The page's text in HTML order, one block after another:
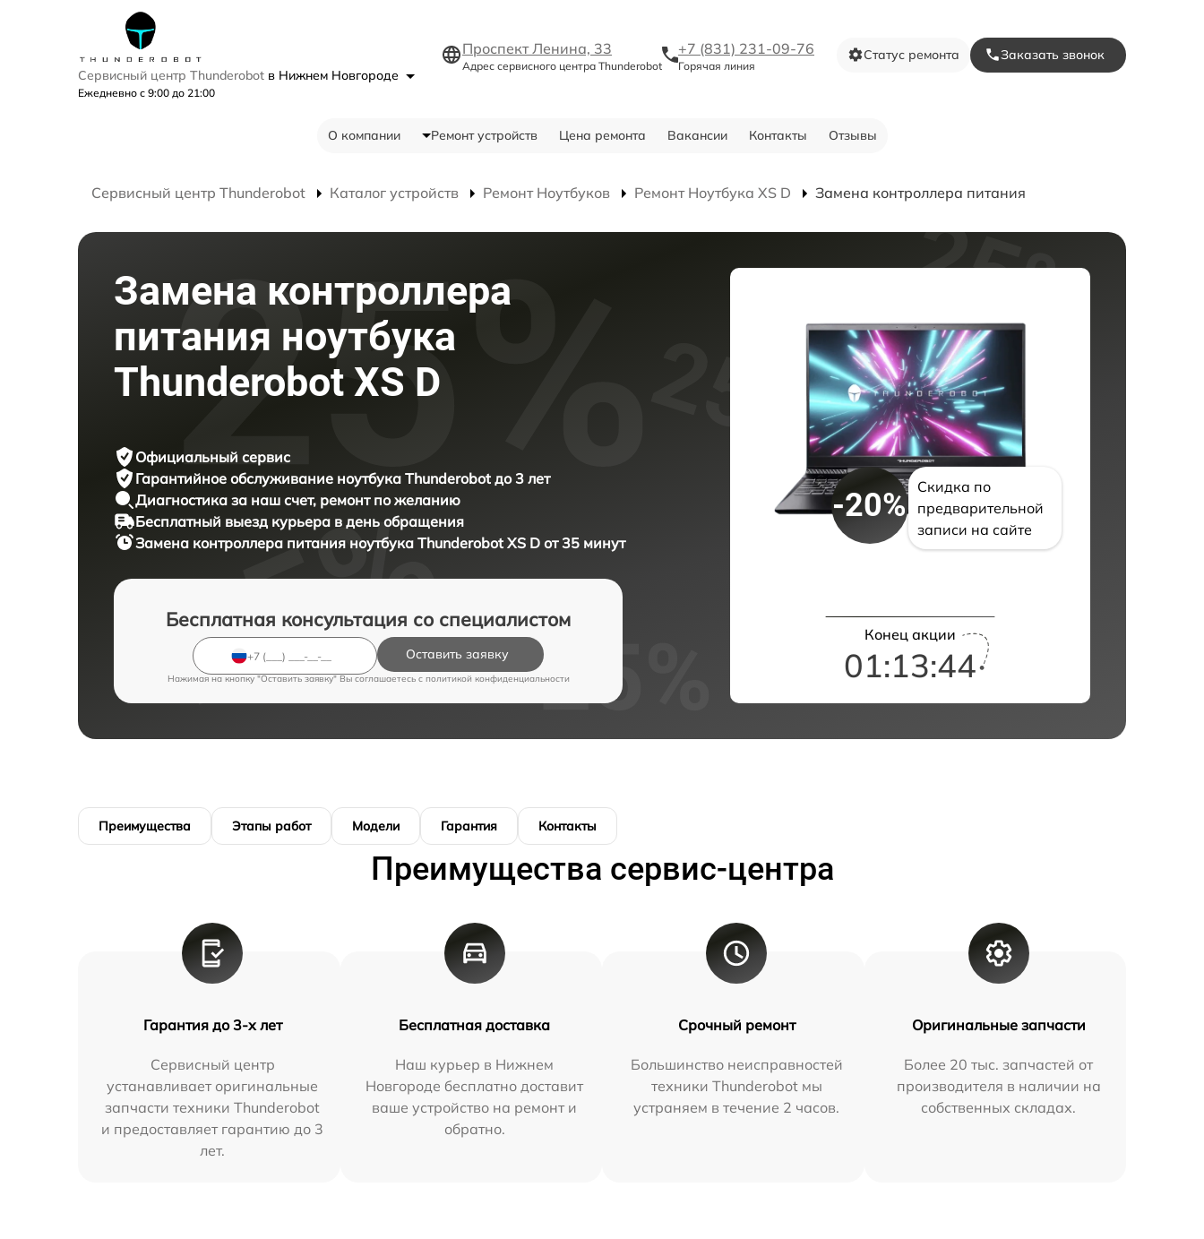
Сервисный центр Thunderobot в Нижнем Новгороде
Ежедневно с 9:00 до 21:00
Проспект Ленина, 33
Адрес сервисного центра Thunderobot
+7 (831) 231-09-76
Горячая линия
Статус ремонта Заказать звонок
О компании Ремонт устройств Цена ремонта Вакансии Контакты Отзывы
Сервисный центр Thunderobot Каталог устройств Ремонт Ноутбуков Ремонт Ноутбука XS D Замена контроллера питания
Замена контроллера
питания ноутбука
Thunderobot XS D
Официальный сервис
Гарантийное обслуживание ноутбука Thunderobot до 3 лет
Диагностика за наш счет, ремонт по желанию
Бесплатный выезд курьера в день обращения
Замена контроллера питания ноутбука Thunderobot XS D от 35 минут
Бесплатная консультация со специалистом
Оставить заявку
Нажимая на кнопку "Оставить заявку" Вы соглашаетесь c политикой конфиденциальности
-20%
Скидка по
предварительной
записи на сайте
Конец акции
01:13:43
Преимущества Этапы работ Модели Гарантия Контакты
Преимущества сервис-центра
Гарантия до 3-х лет
Сервисный центр
устанавливает оригинальные
запчасти техники Thunderobot
и предоставляет гарантию до 3
лет.
Бесплатная доставка
Наш курьер в Нижнем
Новгороде бесплатно доставит
ваше устройство на ремонт и
обратно.
Срочный ремонт
Большинство неисправностей
техники Thunderobot мы
устраняем в течение 2 часов.
Оригинальные запчасти
Более 20 тыс. запчастей от
производителя в наличии на
собственных складах.